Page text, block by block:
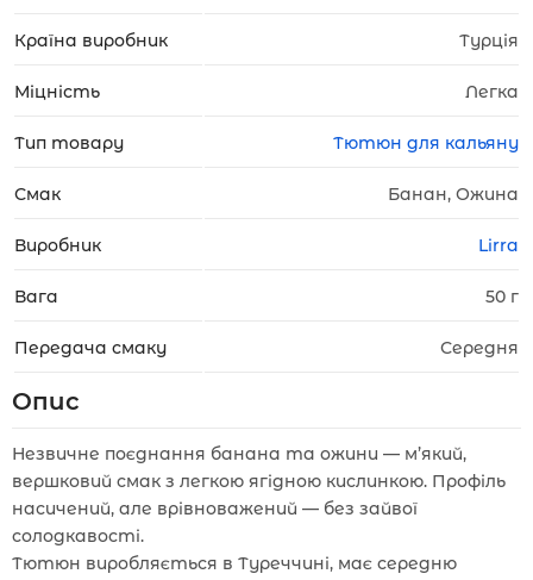
Країна виробник Турція
Міцність Легка
Тип товару Тютюн для кальяну
Смак Банан, Ожина
Виробник Lirra
Вага 50 г
Передача смаку Середня
Опис
Незвичне поєднання банана та ожини — м’який,
вершковий смак з легкою ягідною кислинкою. Профіль
насичений, але врівноважений — без зайвої
солодкавості.
Тютюн виробляється в Туреччині, має середню